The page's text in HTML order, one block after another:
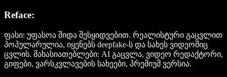
Reface:
ფასი: უფასოა შიდა შესყიდვებით. რეალისტური გაცვლით
პოპულარულია, იყენებს deepfake-ს და სახეს ვიდეოშიც
ცვლის. მახასიათებლები: AI გაცვლა, ვიდეო რედაქტორი,
გიფები, ვარსკვლავების სახეები, პრემიუმ ვერსია.